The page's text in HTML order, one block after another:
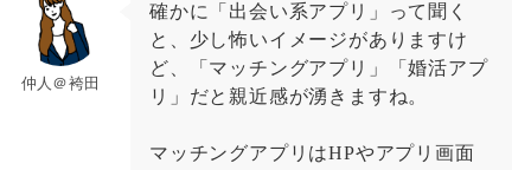
仲人＠袴田
確かに「出会い系アプリ」って聞く
と、少し怖いイメージがありますけ
ど、「マッチングアプリ」「婚活アプ
リ」だと親近感が湧きますね。
マッチングアプリはHPやアプリ画面